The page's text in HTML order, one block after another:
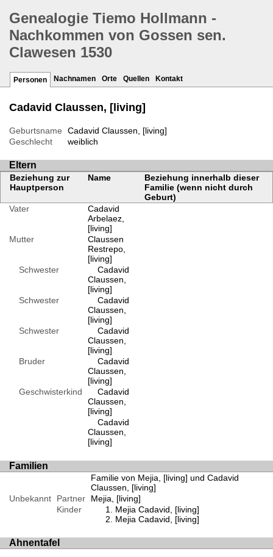
Genealogie Tiemo Hollmann -
Nachkommen von Gossen sen.
Clawesen 1530
Personen Nachnamen Orte Quellen Kontakt
Cadavid Claussen, [living]
Geburtsname
Cadavid Claussen, [living]
Geschlecht
weiblich
Eltern
Beziehung zur
Hauptperson
Name
Beziehung innerhalb dieser
Familie (wenn nicht durch
Geburt)
Vater
Cadavid
Arbelaez,
[living]
Mutter
Claussen
Restrepo,
[living]
Schwester
Cadavid
Claussen,
[living]
Schwester
Cadavid
Claussen,
[living]
Schwester
Cadavid
Claussen,
[living]
Bruder
Cadavid
Claussen,
[living]
Geschwisterkind
Cadavid
Claussen,
[living]
Cadavid
Claussen,
[living]
Familien
Familie von Mejia, [living] und Cadavid
Claussen, [living]
Unbekannt
Partner
Mejia, [living]
Kinder
Mejia Cadavid, [living]
Mejia Cadavid, [living]
Ahnentafel